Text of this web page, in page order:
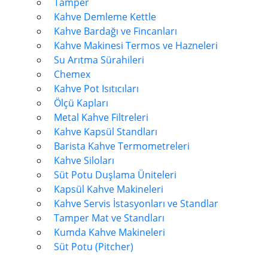
Kahve Demleme Kettle
Kahve Bardağı ve Fincanları
Kahve Makinesi Termos ve Hazneleri
Su Arıtma Sürahileri
Chemex
Kahve Pot Isıtıcıları
Ölçü Kapları
Metal Kahve Filtreleri
Kahve Kapsül Standları
Barista Kahve Termometreleri
Kahve Siloları
Süt Potu Duşlama Üniteleri
Kapsül Kahve Makineleri
Kahve Servis İstasyonları ve Standlar
Tamper Mat ve Standları
Kumda Kahve Makineleri
Süt Potu (Pitcher)